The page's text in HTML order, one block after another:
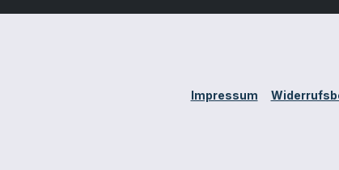
Impressum